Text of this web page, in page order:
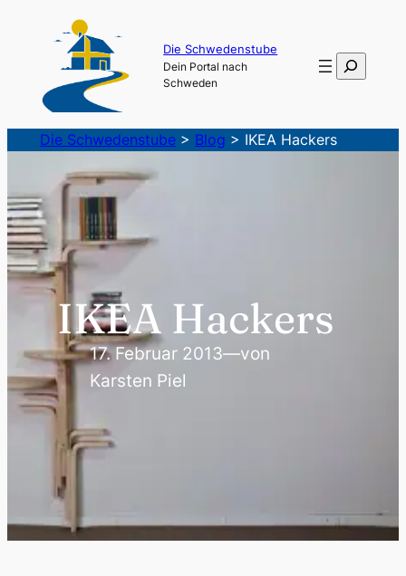
springen
Die Schwedenstube
Dein Portal nach
Schweden
Suchen
Die Schwedenstube> Blog > IKEA Hackers
IKEA Hackers
17. Februar 2013—von
Karsten Piel